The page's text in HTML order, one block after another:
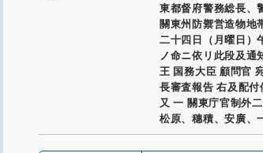
東都督府警務総長、
關東州防禦営造物地
二十四日（月曜日）
ノ命ニ依リ此段及通
王 国務大臣 顧問官
長審査報告 右及配
又 一 關東庁官制外
松原、穗積、安廣、